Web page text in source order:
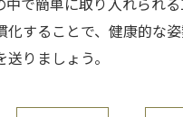
化することで、健康的な
りましょう。